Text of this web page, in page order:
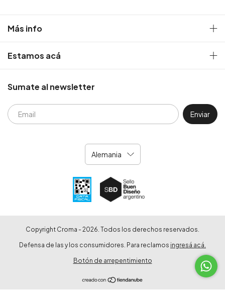
Más info
Estamos acá
Sumate al newsletter
Copyright Croma - 2026. Todos los derechos reservados.
Defensa de las y los consumidores. Para reclamos ingresá acá.
Botón de arrepentimiento